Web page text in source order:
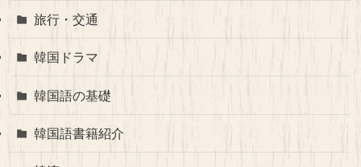
旅行・交通
韓国ドラマ
韓国語の基礎
韓国語書籍紹介